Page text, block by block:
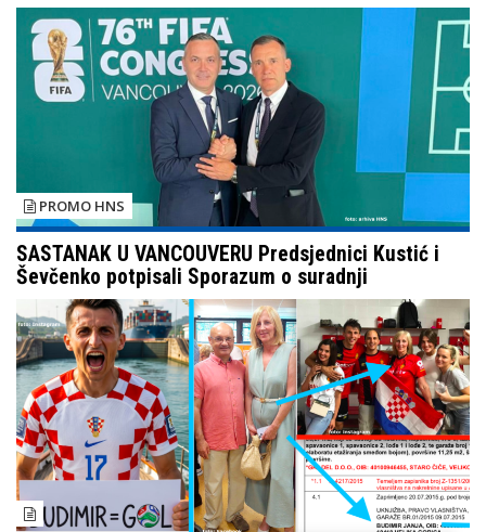
PROMO HNS
SASTANAK U VANCOUVERU Predsjednici Kustić i
Ševčenko potpisali Sporazum o suradnji